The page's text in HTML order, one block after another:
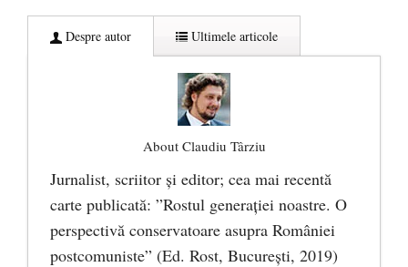
Despre autor Ultimele articole
About Claudiu Târziu
Jurnalist, scriitor şi editor; cea mai recentă
carte publicată: ”Rostul generației noastre. O
perspectivă conservatoare asupra României
postcomuniste” (Ed. Rost, București, 2019)